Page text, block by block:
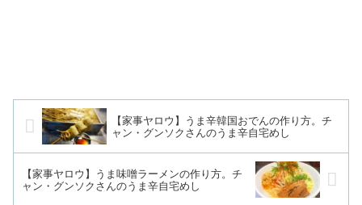
【家事ヤロウ】うま辛韓国おでんの作り方。チ
ャン・グンソクさんのうま辛自宅めし
【家事ヤロウ】うま味噌ラーメンの作り方。チ
ャン・グンソクさんのうま辛自宅めし